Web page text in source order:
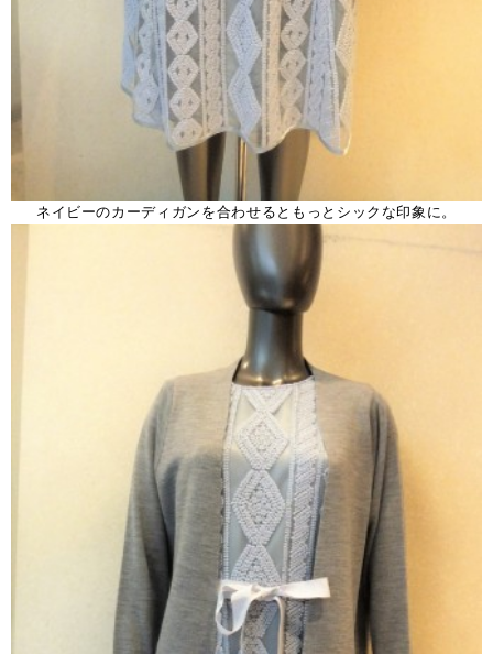
ネイビーのカーディガンを合わせるともっとシックな印象に。